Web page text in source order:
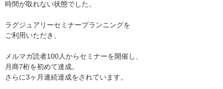
時間が取れない状態でした。
ラグジュアリーセミナープランニングを
ご利用いただき、
メルマガ読者100人からセミナーを開催し、
月商7桁を初めて達成。
さらに3ヶ月連続達成をされています。